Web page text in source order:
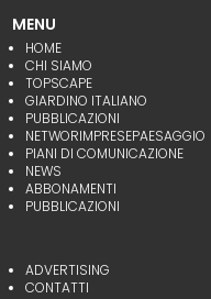
MENU
HOME
CHI SIAMO
TOPSCAPE
GIARDINO ITALIANO
PUBBLICAZIONI
NETWORIMPRESEPAESAGGIO
PIANI DI COMUNICAZIONE
NEWS
ABBONAMENTI
PUBBLICAZIONI
ADVERTISING
CONTATTI